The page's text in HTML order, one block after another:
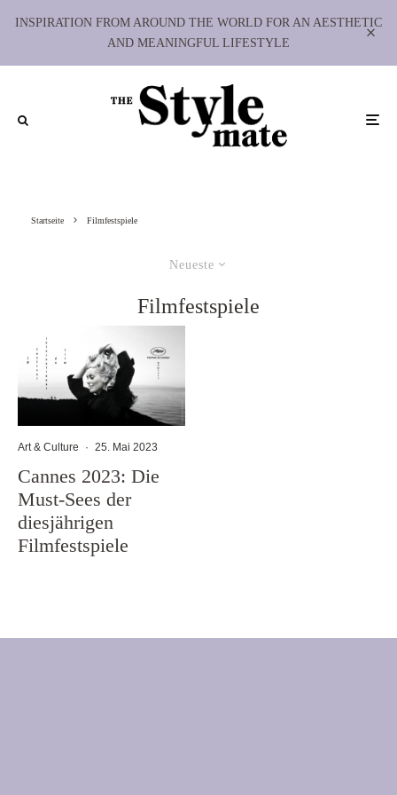
INSPIRATION FROM AROUND THE WORLD FOR AN AESTHETIC
AND MEANINGFUL LIFESTYLE
Startseite Filmfestspiele
Neueste
Filmfestspiele
Art & Culture · 25. Mai 2023
Cannes 2023: Die
Must-Sees der
diesjährigen
Filmfestspiele